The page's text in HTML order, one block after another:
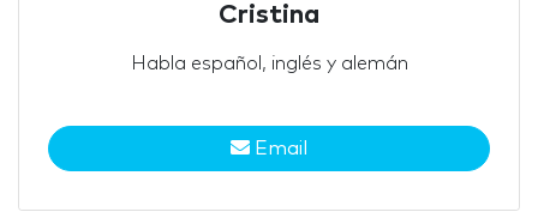
Cristina
Habla español, inglés y alemán
Email